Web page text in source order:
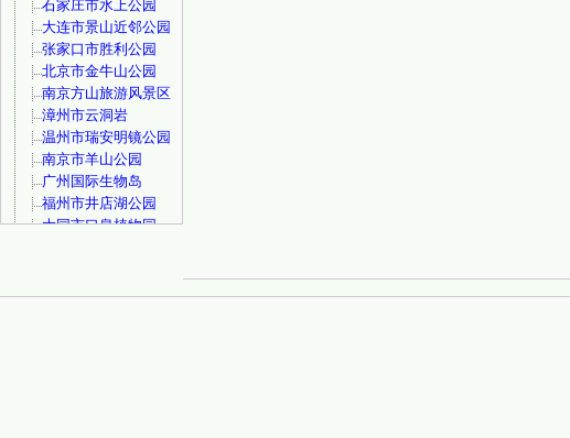
石家庄市水上公园
大连市景山近邻公园
张家口市胜利公园
北京市金牛山公园
南京方山旅游风景区
漳州市云洞岩
温州市瑞安明镜公园
南京市羊山公园
广州国际生物岛
福州市井店湖公园
大同市口泉植物园